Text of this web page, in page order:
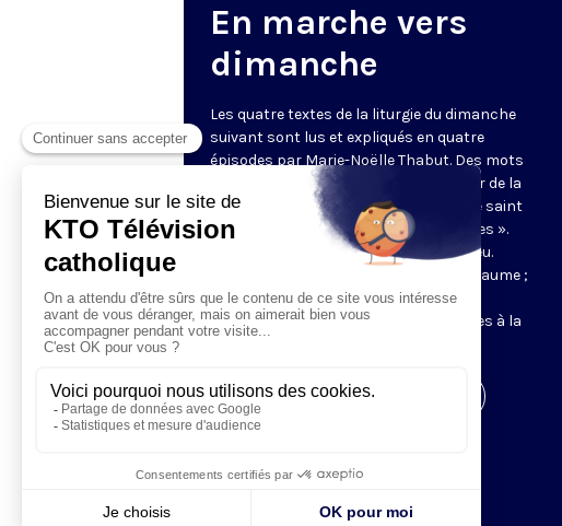
En marche vers
dimanche
Les quatre textes de la liturgie du dimanche
suivant sont lus et expliqués en quatre
épisodes par Marie-Noëlle Thabut. Des mots
simples et lumineux pour aller au cœur de la
Révélation biblique, entrer dans ce que saint
Luc appelle « l’intelligence des Écritures ».
Chaque jour, vivez avec la Parole de Dieu.
Lundi, la première lecture ; mardi, le psaume ;
mercredi, la deuxième lecture ; jeudi,
l’Évangile ; vendredi, les quatre épisodes à la
Visiter la page de l'émission